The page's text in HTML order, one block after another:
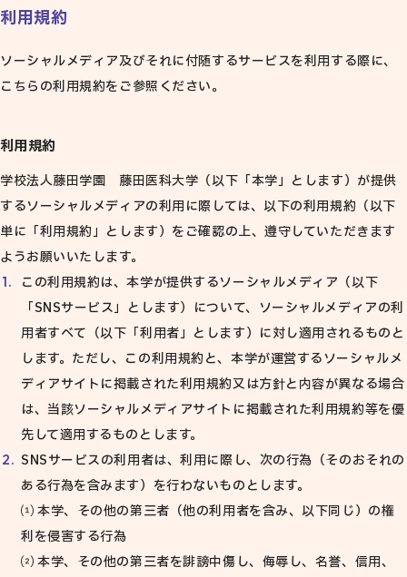
利用規約
ソーシャルメディア及びそれに付随するサービスを利用する際に、
こちらの利用規約をご参照ください。
利用規約
学校法人藤田学園 藤田医科大学（以下「本学」とします）が提供
するソーシャルメディアの利用に際しては、以下の利用規約（以下
単に「利用規約」とします）をご確認の上、遵守していただきます
ようお願いいたします。
この利用規約は、本学が提供するソーシャルメディア（以下
「SNSサービス」とします）について、ソーシャルメディアの利
用者すべて（以下「利用者」とします）に対し適用されるものと
します。ただし、この利用規約と、本学が運営するソーシャルメ
ディアサイトに掲載された利用規約又は方針と内容が異なる場合
は、当該ソーシャルメディアサイトに掲載された利用規約等を優
先して適用するものとします。
SNSサービスの利用者は、利用に際し、次の行為（そのおそれの
ある行為を含みます）を行わないものとします。
⑴ 本学、その他の第三者（他の利用者を含み、以下同じ）の権
利を侵害する行為
⑵ 本学、その他の第三者を誹謗中傷し、侮辱し、名誉、信用、